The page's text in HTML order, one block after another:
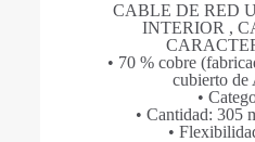
CABLE DE RED
INTERIOR ,
• 70 % cobre
cubierto
•
• Cantidad: 305
•